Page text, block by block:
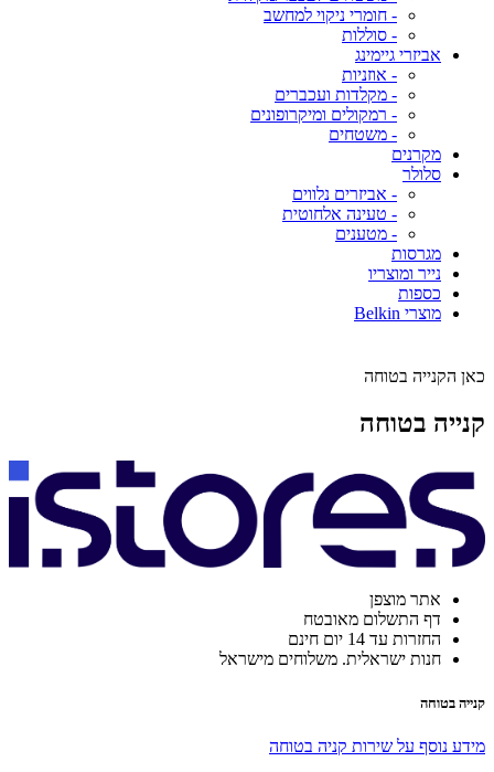
- חומרי ניקוי למחשב
- סוללות
אביזרי גיימינג
- אוזניות
- מקלדות ועכברים
- רמקולים ומיקרופונים
- משטחים
מקרנים
סלולר
- אביזרים נלווים
- טעינה אלחוטית
- מטענים
מגרסות
נייר ומוצריו
כספות
מוצרי Belkin
כאן הקנייה בטוחה
קנייה בטוחה
אתר מוצפן
דף התשלום מאובטח
החזרות עד 14 יום חינם
חנות ישראלית. משלוחים מישראל
קנייה בטוחה
מידע נוסף על שירות קניה בטוחה